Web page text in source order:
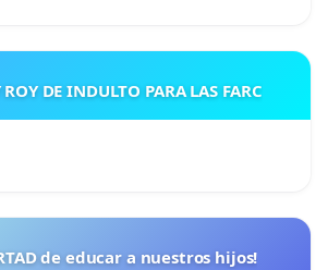
DE INDULTO PARA LAS FARC
de educar a nuestros hijos!